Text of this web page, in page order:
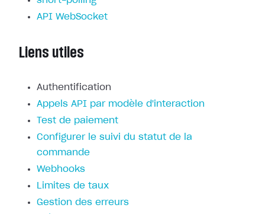
API WebSocket
Liens utiles
Authentification
Appels API par modèle d'interaction
Test de paiement
Configurer le suivi du statut de la
commande
Webhooks
Limites de taux
Gestion des erreurs